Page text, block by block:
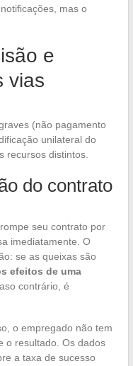
mas o
e
vias
(não pagamento
unilateral do
recursos distintos.
do contrato
seu contrato por
imediatamente. O
se as queixas são
efeitos de uma
contrário, é
o empregado não tem
o resultado. Os dados
a taxa de sucesso